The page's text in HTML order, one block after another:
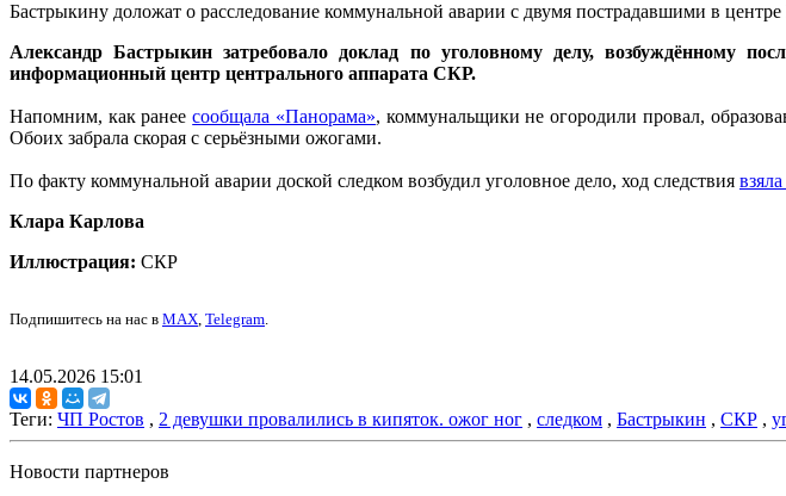
Бастрыкину доложат о расследование коммунальной аварии с двумя пострадавшими в центре
Александр Бастрыкин затребовало доклад по уголовному делу, возбуждённому
информационный центр центрального аппарата СКР.
Напомним, как ранеесообщала «Панорама», коммунальщики не огородили провал,
Обоих забрала скорая с серьёзными ожогами.
По факту коммунальной аварии доской следком возбудил уголовное дело, ход следствия
Клара Карлова
Иллюстрация: СКР
Подпишитесь на нас в MAX, Telegram.
14.05.2026 15:01
Теги: ЧП Ростов , 2 девушки провалились в кипяток. ожог ног , следком , Бастрыкин , СКР ,
Новости партнеров